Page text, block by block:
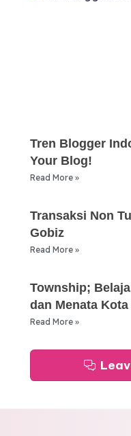
Tren Blogger
Your Blog!
Read More »
Transaksi Non
Gobiz
Read More »
Township;
dan Menata
Read More »